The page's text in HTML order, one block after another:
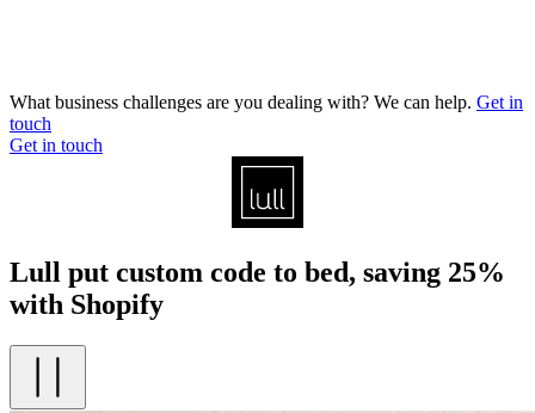
What business challenges are you dealing with? We can help. Get in
touch
Get in touch
Lull put custom code to bed, saving 25%
with Shopify